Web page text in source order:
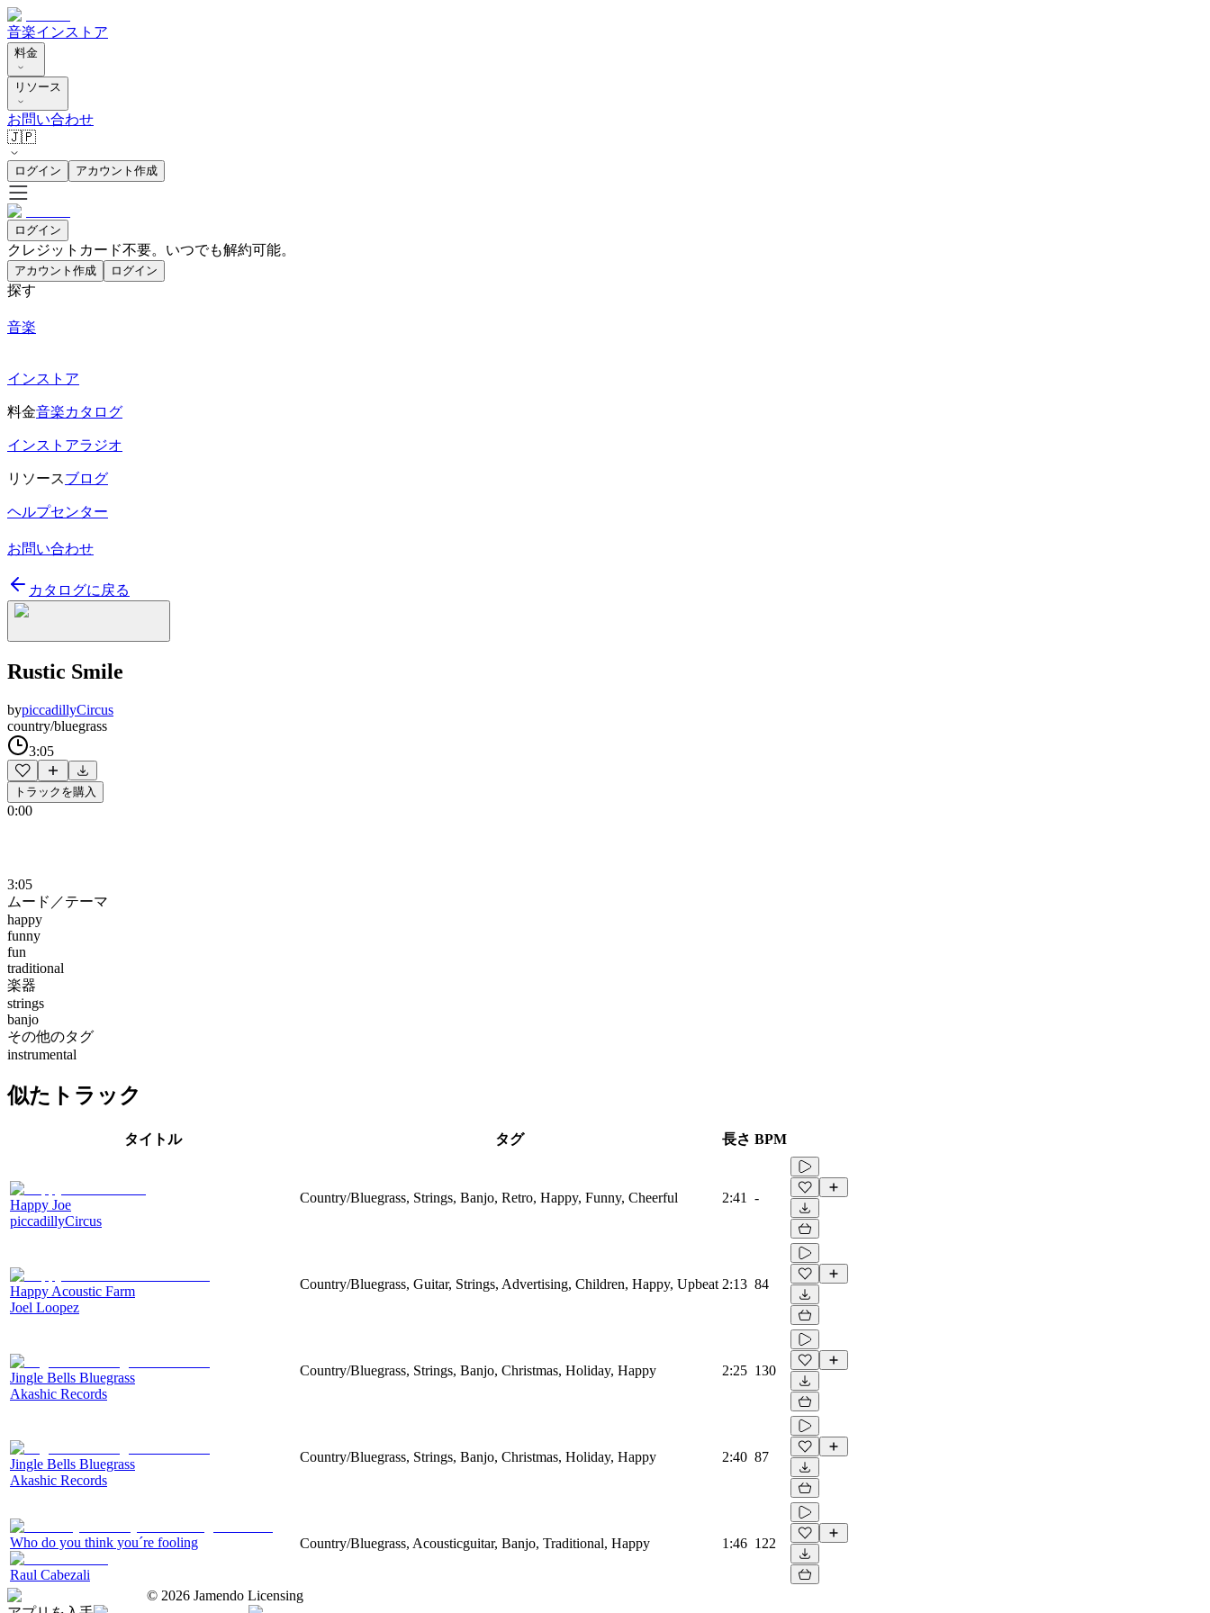
音楽インストア
料金
リソース
お問い合わせ
🇯🇵
ログイン アカウント作成
ログイン
クレジットカード不要。いつでも解約可能。
アカウント作成 ログイン
探す
音楽
インストア
料金音楽カタログ
インストアラジオ
リソースブログ
ヘルプセンター
お問い合わせ
カタログに戻る
Rustic Smile
bypiccadillyCircus
country/bluegrass
3:05
トラックを購入
0:00
3:05
ムード／テーマ
happy
funny
fun
traditional
楽器
strings
banjo
その他のタグ
instrumental
似たトラック
タイトル タグ 長さ BPM
Happy Joe
piccadillyCircus
Country/Bluegrass, Strings, Banjo, Retro, Happy, Funny, Cheerful 2:41 -
Happy Acoustic Farm
Joel Loopez
Country/Bluegrass, Guitar, Strings, Advertising, Children, Happy, Upbeat 2:13 84
Jingle Bells Bluegrass
Akashic Records
Country/Bluegrass, Strings, Banjo, Christmas, Holiday, Happy 2:25 130
Jingle Bells Bluegrass
Akashic Records
Country/Bluegrass, Strings, Banjo, Christmas, Holiday, Happy 2:40 87
Who do you think you´re fooling
Raul Cabezali
Country/Bluegrass, Acousticguitar, Banjo, Traditional, Happy 1:46 122
© 2026 Jamendo Licensing